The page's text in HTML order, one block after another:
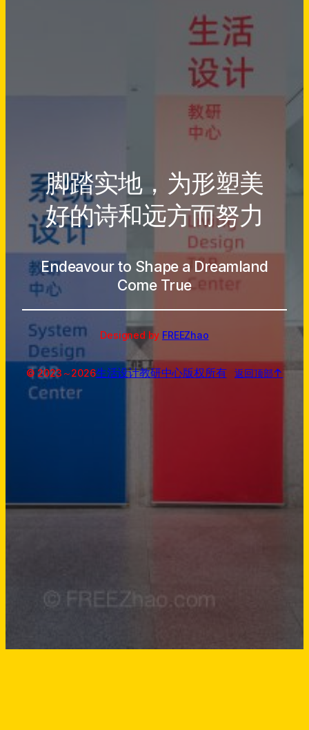
脚踏实地，为形塑美
好的诗和远方而努力
Endeavour to Shape a Dreamland
Come True
Designed by FREEZhao
© 2023～2026生活设计教研中心版权所有 返回顶部↑